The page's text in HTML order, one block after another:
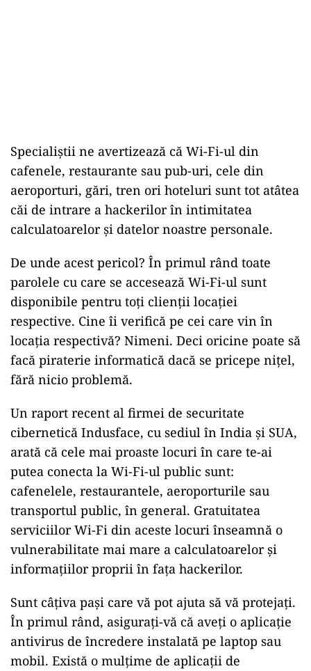
Specialiștii ne avertizează că Wi-Fi-ul din
cafenele, restaurante sau pub-uri, cele din
aeroporturi, gări, tren ori hoteluri sunt tot atâtea
căi de intrare a hackerilor în intimitatea
calculatoarelor și datelor noastre personale.
De unde acest pericol? În primul rând toate
parolele cu care se accesează Wi-Fi-ul sunt
disponibile pentru toți clienții locației
respective. Cine îi verifică pe cei care vin în
locația respectivă? Nimeni. Deci oricine poate să
facă piraterie informatică dacă se pricepe nițel,
fără nicio problemă.
Un raport recent al firmei de securitate
cibernetică Indusface, cu sediul în India și SUA,
arată că cele mai proaste locuri în care te-ai
putea conecta la Wi-Fi-ul public sunt:
cafenelele, restaurantele, aeroporturile sau
transportul public, în general. Gratuitatea
serviciilor Wi-Fi din aceste locuri înseamnă o
vulnerabilitate mai mare a calculatoarelor și
informațiilor proprii în fața hackerilor.
Sunt câțiva pași care vă pot ajuta să vă protejați.
În primul rând, asigurați-vă că aveți o aplicație
antivirus de încredere instalată pe laptop sau
mobil. Există o mulțime de aplicații de